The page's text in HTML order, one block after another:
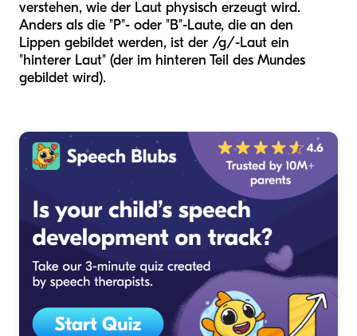
verstehen, wie der Laut physisch erzeugt wird.
Anders als die "P"- oder "B"-Laute, die an den
Lippen gebildet werden, ist der /g/-Laut ein
"hinterer Laut" (der im hinteren Teil des Mundes
gebildet wird).